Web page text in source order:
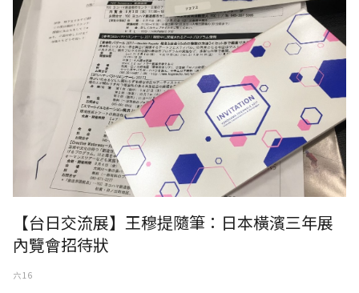
【台日交流展】王穆提隨筆：日本橫濱三年展
內覽會招待狀
六 16